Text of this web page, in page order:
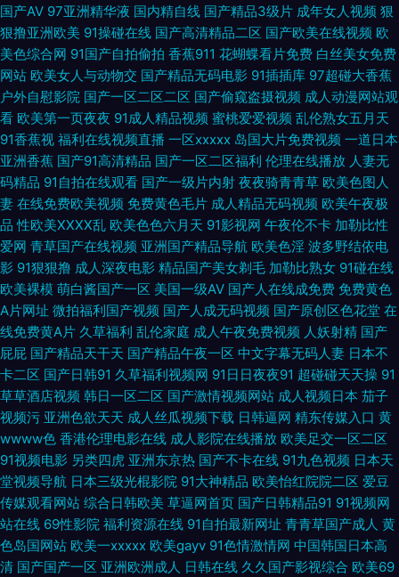
91看片视频 中日韩欧美棕合 91成人电影 三级黄色白丝网站 韩国免费aa 人人
摸97 亚洲另类三级 午夜性爱视频1久 国产成人久草 另类女同 成人电影国产
MV 欧美性爱第五页 99热网 超碰在线人妻 欧美人成综合网 男人天堂无码av
日本AA片 国产天天操天天爽 大香蕉综合 97人妻人人干 成人Aⅴ网站 亚洲色
色污 日韩精品大片 网站免费黄 东京热99 天天干天天曰 99啪啪热 天天肏视
频 成人福利社 性爱网导航 超碰免费人 色图综合网 wwwcom黄 国产精品性
爱 深夜AV影视 青青草草视频 欧洲www第五页 亚洲色图另类图片 伊人东京
招 91视频网站入口 国产视频福利导航 91网站黄 另类av性爱 韩国美女青草
福利视频三分钟 国产1区2区3区 AV熟女闻香 老司机色综合 wwwav黄色 亚
洲无码电源 豆花视频一区 福利嫩草在线导航 成人AV三级传媒 2026天天肏
97天码 精品天天干 久久精品这里18 亚洲丝袜色图 韩国午夜无码av 午夜色
影院 四虎影像 岛国欧美a级视频 97cao操 欧美情色导航 国产片91 91桃色入
口 青青草国产欧美 欧美人妖五月天 91福利包网站 btav天堂在线 大香蕉久久
国产AV 97亚洲精华液 国内精自线 国产精品3级片 成年女人视频 狠
狠撸亚洲欧美 91操碰在线 国产高清精品二区 国产欧美在线视频 欧
美色综合网 91国产自拍偷拍 香蕉911 花蝴蝶看片免费 白丝美女免费
网站 欧美女人与动物交 国产精品无码电影 91插插库 97超碰大香蕉
户外自慰影院 国产一区二区二区 国产偷窥盗摄视频 成人动漫网站观
看 欧美第一页夜夜 91成人精品视频 蜜桃爱爱视频 乱伦熟女五月天
91香蕉视 福利在线视频直播 一区xxxxx 岛国大片免费视频 一道日本
亚洲香蕉 国产91高清精品 国产一区二区福利 伦理在线播放 人妻无
码精品 91自拍在线观看 国产一级片内射 夜夜骑青青草 欧美色图人
妻 在线免费欧美视频 免费黄色毛片 成人精品无码视频 欧美午夜极
品 性欧美ⅩⅩⅩⅩ乱 欧美色色六月天 91影视网 午夜伦不卡 加勒比性
爱网 青草国产在线视频 亚洲国产精品导航 欧美色淫 波多野结依电
影 91狠狠撸 成人深夜电影 精品国产美女剃毛 加勒比熟女 91碰在线
欧美裸模 萌白酱国产一区 美国一级AV 国产人在线成免费 免费黄色
A片网址 微拍福利国产视频 国产人成无码视频 国产原创区色花堂 在
线免费黄A片 久草福利 乱伦家庭 成人午夜免费视频 人妖射精 国产
屁屁 国产精品天干天 国产精品午夜一区 中文字幕无码人妻 日本不
卡二区 国产日韩91 久草福利视频网 91日日夜夜91 超碰碰天天操 91
草草酒店视频 韩日一区二区 国产激情视频网站 成人视频日本 茄子
视频污 亚洲色欲天天 成人丝瓜视频下载 日韩逼网 精东传媒入口 黄
wwww色 香港伦理电影在线 成人影院在线播放 欧美足交一区二区
91视频电影 另类四虎 亚洲东京热 国产不卡在线 91九色视频 日本天
堂视频导航 日本三级光棍影院 91大神精品 欧美怡红院院二区 爱豆
传媒观看网站 综合日韩欧美 草逼网首页 国产日韩精品91 91视频网
站在线 69性影院 福利资源在线 91自拍最新网址 青青草国产成人 黄
色岛国网站 欧美一xxxxx 欧美gayv 91色情激情网 中国韩国日本高
清 国产国产一区 亚洲欧洲成人 日韩在线 久久国产影视综合 欧美69